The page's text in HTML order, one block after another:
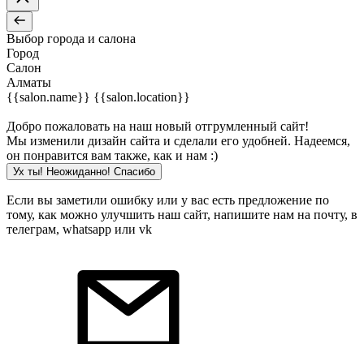
Выбор города и салона
Город
Салон
Алматы
{{salon.name}} {{salon.location}}
Добро пожаловать на наш новый отгрумленный сайт!
Мы изменили дизайн сайта и сделали его удобней. Надеемся,
он понравится вам также, как и нам :)
Ух ты! Неожиданно! Cпасибо
Если вы заметили ошибку или у вас есть предложение по
тому, как можно улучшить наш сайт, напишите нам на почту, в
телеграм, whatsapp или vk